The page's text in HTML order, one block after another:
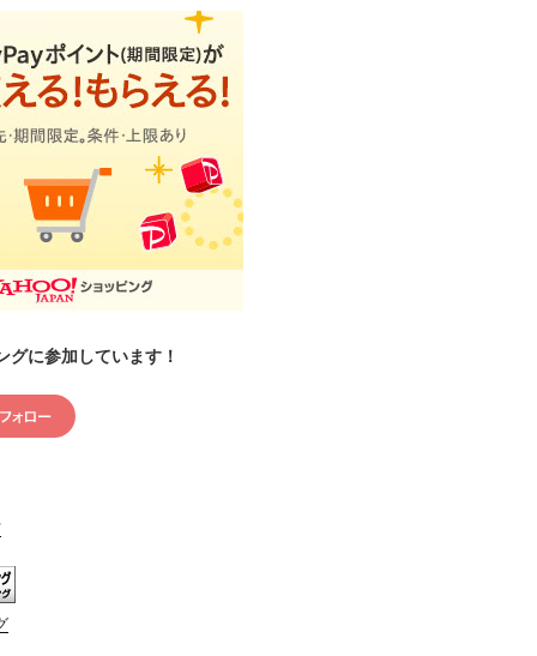
グに参加しています！